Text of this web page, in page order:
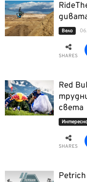
Вело
SHARES
Red
света
SHARES